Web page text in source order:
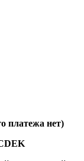
платежа нет)